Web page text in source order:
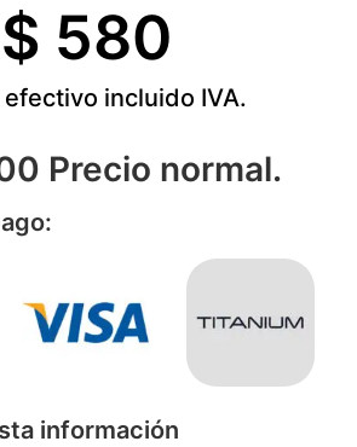
incluido IVA.
$ 580
Precio normal.
información